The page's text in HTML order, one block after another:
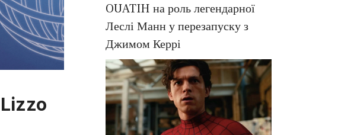
OUATIH на роль легендарної
Леслі Манн у перезапуску з
Джимом Керрі